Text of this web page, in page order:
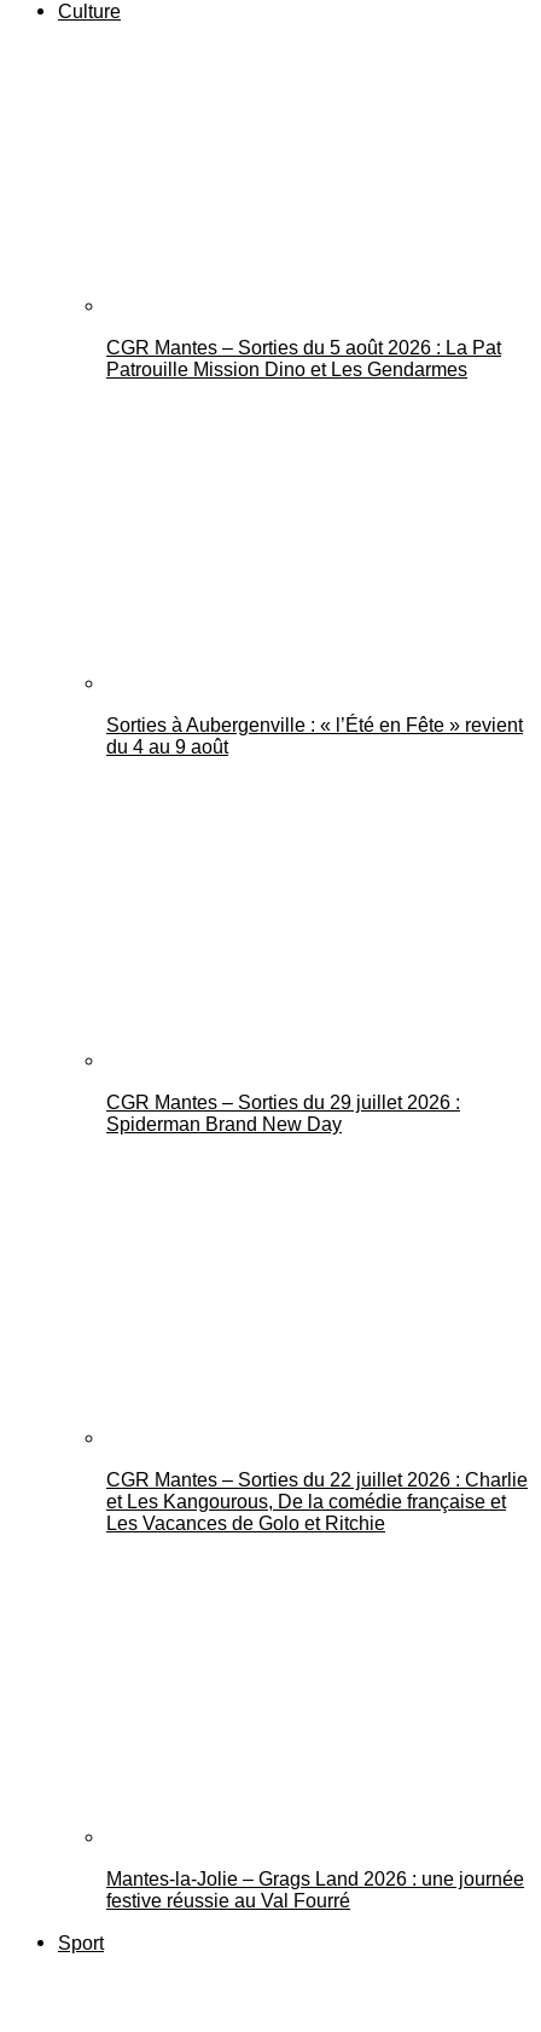
Culture
CGR Mantes – Sorties du 5 août 2026 : La Pat
Patrouille Mission Dino et Les Gendarmes
Sorties à Aubergenville : « l’Été en Fête » revient
du 4 au 9 août
CGR Mantes – Sorties du 29 juillet 2026 :
Spiderman Brand New Day
CGR Mantes – Sorties du 22 juillet 2026 : Charlie
et Les Kangourous, De la comédie française et
Les Vacances de Golo et Ritchie
Mantes-la-Jolie – Grags Land 2026 : une journée
festive réussie au Val Fourré
Sport